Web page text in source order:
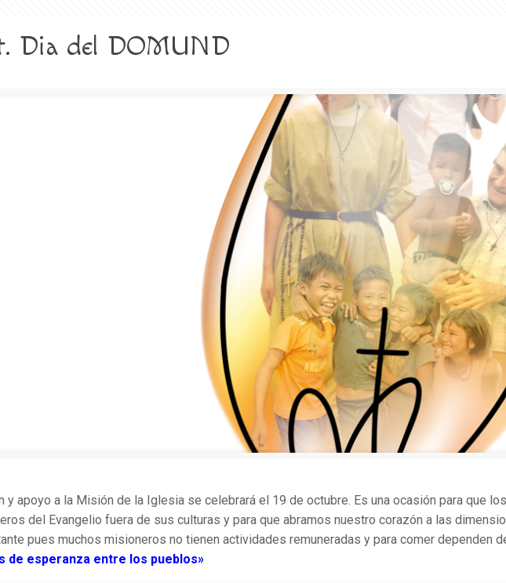
Dia del DOMUND
y apoyo a la Misión de la Iglesia se celebrará el 19 de octubre. Es una ocasión para que
del Evangelio fuera de sus culturas y para que abramos nuestro corazón a las
pues muchos misioneros no tienen actividades remuneradas y para comer dependen
de esperanza entre los pueblos»